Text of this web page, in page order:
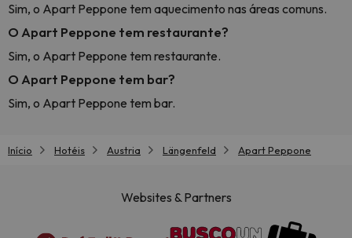
Sim, o Apart Peppone tem aquecimento nas áreas comuns.
O Apart Peppone tem restaurante?
Sim, o Apart Peppone tem restaurante.
O Apart Peppone tem bar?
Sim, o Apart Peppone tem bar.
Início Hotéis Austria Längenfeld Apart Peppone
Websites & Partners